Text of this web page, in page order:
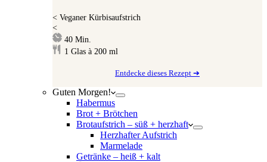
< Veganer Kürbisaufstrich
<
40Minuten
Min.
1 Glas à 200 ml
Entdecke dieses Rezept ➔
Guten Morgen!
Habermus
Brot + Brötchen
Brotaufstrich – süß + herzhaft
Herzhafter Aufstrich
Marmelade
Getränke – heiß + kalt